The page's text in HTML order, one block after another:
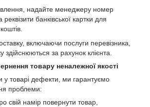
надайте менеджеру номер
реквізити банківської картки для
включаючи послуги перевізника,
здійснюються за рахунок клієнта.
товару неналежної якості
товарі дефекти, ми гарантуємо
проблеми:
свій намір повернути товар,